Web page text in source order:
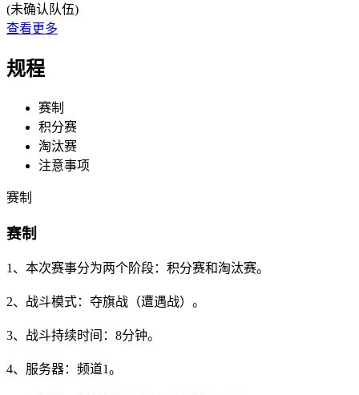
(未确认队伍)
查看更多
规程
赛制
积分赛
淘汰赛
注意事项
赛制
赛制
1、本次赛事分为两个阶段：积分赛和淘汰赛。
2、战斗模式：夺旗战（遭遇战）。
3、战斗持续时间：8分钟。
4、服务器：频道1。